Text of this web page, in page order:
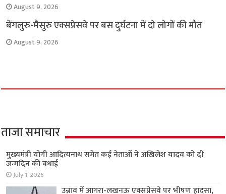
August 9, 2026
बेंगलुरु-मैसुरु एक्सप्रेसवे पर बस दुर्घटना में दो लोगों की मौत
August 9, 2026
ताजा समाचार
मुख्यमंत्री योगी आदित्यनाथ समेत कई नेताओं ने अखिलेश यादव को दी
जन्मदिन की बधाई
July 1, 2026
उन्नाव में आगरा-लखनऊ एक्सप्रेसवे पर भीषण हादसा,